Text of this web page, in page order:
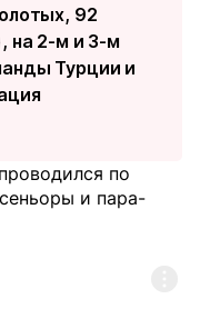
92
на 2-м и 3-м
Турции и
по
и пара-